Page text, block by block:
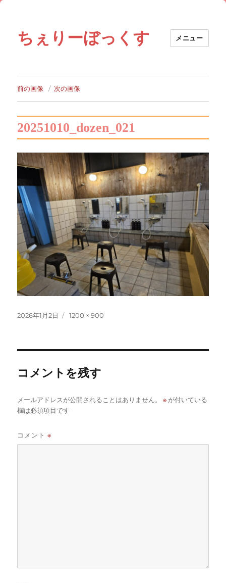
ちぇりーぼっくす メニュー
前の画像 次の画像
20251010_dozen_021
投
2026年1月2日
フ
1200 × 900
コメントを残す
メールアドレスが公開されることはありません。 ※ が付いている
欄は必須項目です
コメント※